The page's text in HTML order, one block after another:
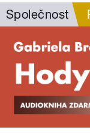
Společnost